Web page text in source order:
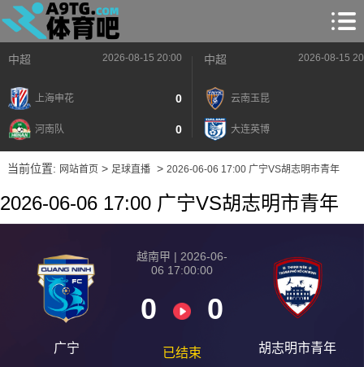
中超 2026-08-15 20:00
上海申花 0
河南队 0
中超 2026-08-15
云南玉昆
大连英博
当前位置: 网站首页> 足球直播> 2026-06-06 17:00 广宁VS胡志明市青年
2026-06-06 17:00 广宁VS胡志明市青年
广宁
越南甲 | 2026-06-
06 17:00:00
0 0
已结束 胡志明市青年